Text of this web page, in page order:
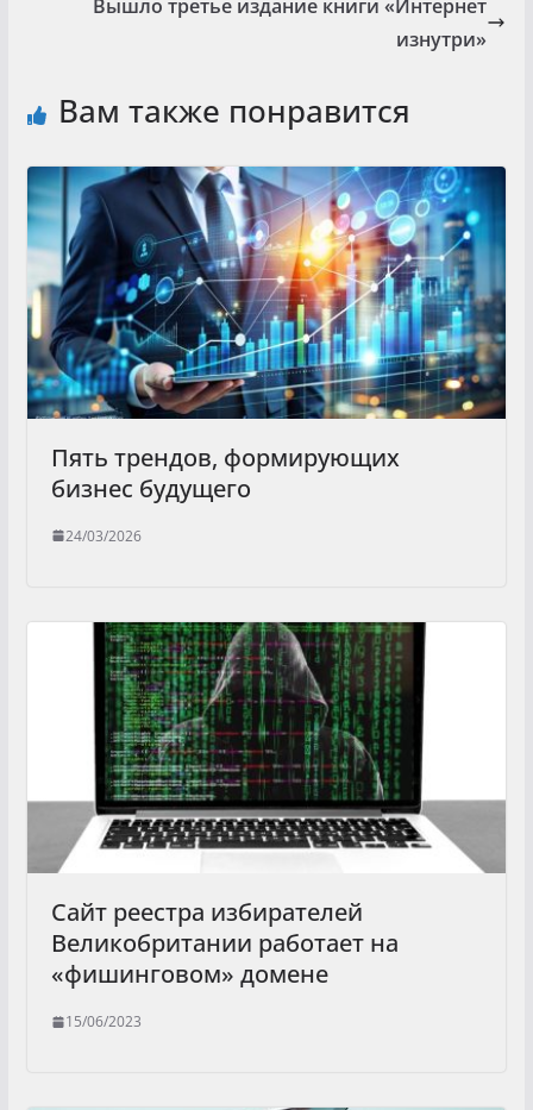
Вышло третье издание книги «Интернет
изнутри»
Вам также понравится
Пять трендов, формирующих
бизнес будущего
24/03/2026
Сайт реестра избирателей
Великобритании работает на
«фишинговом» домене
15/06/2023